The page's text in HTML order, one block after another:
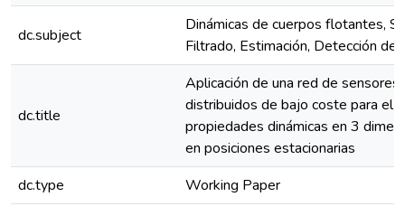
dc.subject
Dinámicas de cuerpos flotantes,
Filtrado, Estimación, Detección de
dc.title
Aplicación de una red de sensores
distribuidos de bajo coste para el
propiedades dinámicas en 3
en posiciones estacionarias
dc.type
Working Paper